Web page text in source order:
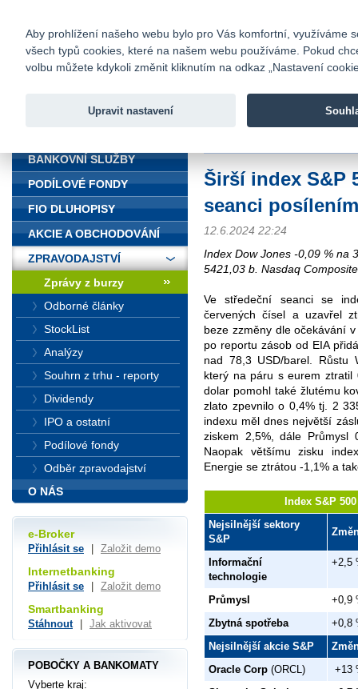
Fio banka
Fio banka
Širší index S&P
seanci
12.6.2024 22:24
Index Dow Jones -0,09 % na
5421,03 b. Nasdaq
Ve středeční seanci se
červených čísel a uzavřel
beze zzměny dle očekávání
po reportu zásob od EIA
nad 78,3 USD/barel. Růstu
který na páru s eurem ztratil
dolar pomohl také žlutému
zlato zpevnilo o 0,4% tj. 2
indexu měl dnes největší
ziskem 2,5%, dále Průmysl
Naopak většímu zisku
Energie se ztrátou -1,1% a
Index S&P
Nejsilnější sektory
S&P
Informační
technologie
+2,5
Průmysl
+0,9
Zbytná spotřeba
+0,8
Nejsilnější akcie S&P
Oracle Corp (ORCL)
+13
BANKOVNÍ SLUŽBY
PODÍLOVÉ FONDY
FIO DLUHOPISY
AKCIE A OBCHODOVÁNÍ
ZPRAVODAJSTVÍ
Zprávy z burzy
Odborné články
StockList
Analýzy
Souhrn z trhu - reporty
Dividendy
IPO a ostatní
Podílové fondy
Odběr zpravodajství
O NÁS
e-Broker
Přihlásit se Založit demo
Internetbanking
Přihlásit se Založit demo
Smartbanking
Stáhnout Jak aktivovat
POBOČKY A BANKOMATY
Vyberte kraj:
Aby prohlížení našeho webu bylo pro Vás komfortní, využíváme
všech typů cookies, které na našem webu používáme. Pokud
volbu můžete kdykoli změnit kliknutím na odkaz „Nastavení
Upravit nastavení